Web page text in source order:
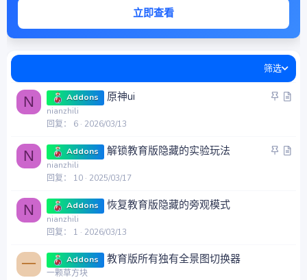
立即查看
筛选
N
置文
Addons 原神ui
nianzhili
回复
6 2026/03/13
N
置文
Addons 解锁教育版隐藏的实验玩法
nianzhili
回复
10 2025/03/17
N Addons 恢复教育版隐藏的旁观模式
nianzhili
回复
1 2026/03/13
一 Addons 教育版所有独有全景图切换器
一颗草方块